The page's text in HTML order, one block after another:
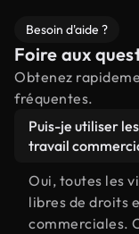
Besoin d'aide ?
Foire aux
Obtenez
fréquentes.
Puis-je utiliser
travail
Oui, toutes les
libres de droits
commerciales.